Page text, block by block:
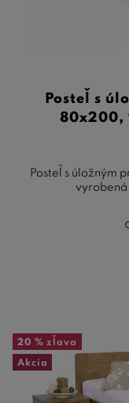
Posteľ s
80x200,
Posteľ s
vyrobená
20 % zľava
Akcia